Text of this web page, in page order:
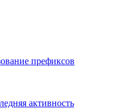
префиксов
активность